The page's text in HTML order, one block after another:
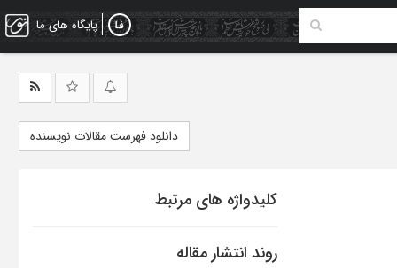
پایگاه های ما
دانلود فهرست مقالات نویسنده
کلیدواژه های مرتبط
روند انتشار مقاله